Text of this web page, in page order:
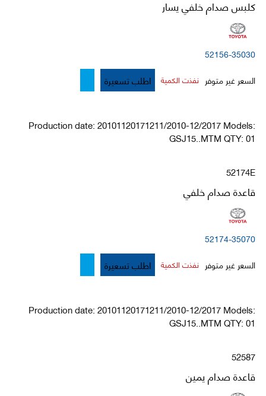
كلبس صدام خلفي يسار
52156-35030
السعر غير متوفر نفذت الكمية اطلب تسعيرة
Production date: 20101120171211/2010-12/2017 Models:
GSJ15..MTM QTY: 01
52174E
قاعدة صدام خلفي
52174-35070
السعر غير متوفر نفذت الكمية اطلب تسعيرة
Production date: 20101120171211/2010-12/2017 Models:
GSJ15..MTM QTY: 01
52587
قاعدة صدام يمين